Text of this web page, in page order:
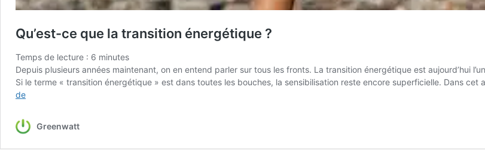
Qu’est-ce que la transition énergétique ?
Temps de lecture : 6 minutes
Depuis plusieurs années maintenant, on en entend parler sur tous les fronts. La transition énergétique est aujourd’hui
Si le terme « transition énergétique » est dans toutes les bouches, la sensibilisation reste encore superficielle. Dans
deQu’est-
que
la
Greenwatt